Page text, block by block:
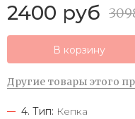
2400 руб
В корзину
Другие товары этого
4. Тип: Кепка